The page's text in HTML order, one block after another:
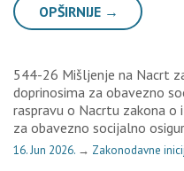
OPŠIRNIJE →
544-26 Mišljenje na Nacrt
doprinosima za obavezno
raspravu o Nacrtu zakona o
za obavezno socijalno
16. Jun 2026. → Zakonodavne